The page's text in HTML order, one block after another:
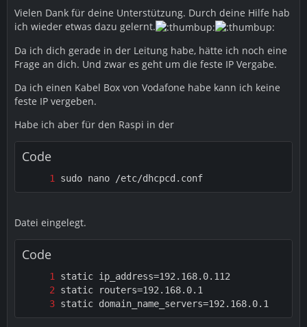
Vielen Dank für deine Unterstützung. Durch deine Hilfe hab
ich wieder etwas dazu gelernt.
Da ich dich gerade in der Leitung habe, hätte ich noch eine
Frage an dich. Und zwar es geht um die feste IP Vergabe.
Da ich einen Kabel Box von Vodafone habe kann ich keine
feste IP vergeben.
Habe ich aber für den Raspi in der
Code
sudo nano /etc/dhcpcd.conf
Datei eingelegt.
Code
static domain_name_servers=192.168.0.1